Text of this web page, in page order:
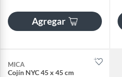
Agregar
MICA
Cojín NYC 45 x 45 cm